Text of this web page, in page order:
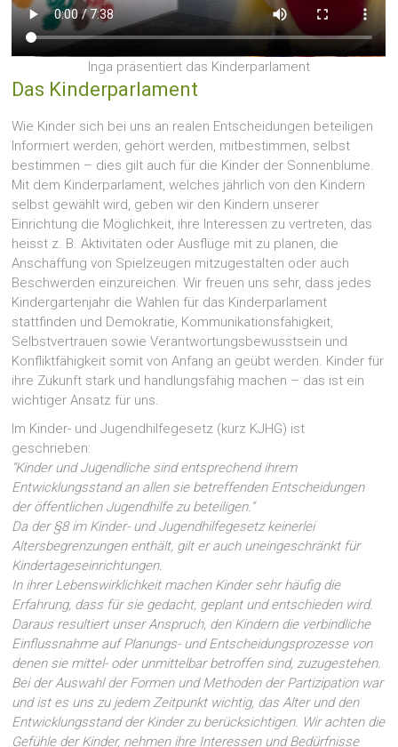
Inga präsentiert das Kinderparlament
Das Kinderparlament
Wie Kinder sich bei uns an realen Entscheidungen beteiligen
Informiert werden, gehört werden, mitbestimmen, selbst
bestimmen – dies gilt auch für die Kinder der Sonnenblume.
Mit dem Kinderparlament, welches jährlich von den Kindern
selbst gewählt wird, geben wir den Kindern unserer
Einrichtung die Möglichkeit, ihre Interessen zu vertreten, das
heisst z. B. Aktivitäten oder Ausflüge mit zu planen, die
Anschaffung von Spielzeugen mitzugestalten oder auch
Beschwerden einzureichen. Wir freuen uns sehr, dass jedes
Kindergartenjahr die Wahlen für das Kinderparlament
stattfinden und Demokratie, Kommunikationsfähigkeit,
Selbstvertrauen sowie Verantwortungsbewusstsein und
Konfliktfähigkeit somit von Anfang an geübt werden. Kinder für
ihre Zukunft stark und handlungsfähig machen – das ist ein
wichtiger Ansatz für uns.
Im Kinder- und Jugendhilfegesetz (kurz KJHG) ist
geschrieben:
“Kinder und Jugendliche sind entsprechend ihrem
Entwicklungsstand an allen sie betreffenden Entscheidungen
der öffentlichen Jugendhilfe zu beteiligen.”
Da der §8 im Kinder- und Jugendhilfegesetz keinerlei
Altersbegrenzungen enthält, gilt er auch uneingeschränkt für
Kindertageseinrichtungen.
In ihrer Lebenswirklichkeit machen Kinder sehr häufig die
Erfahrung, dass für sie gedacht, geplant und entschieden wird.
Daraus resultiert unser Anspruch, den Kindern die verbindliche
Einflussnahme auf Planungs- und Entscheidungsprozesse von
denen sie mittel- oder unmittelbar betroffen sind, zuzugestehen.
Bei der Auswahl der Formen und Methoden der Partizipation war
und ist es uns zu jedem Zeitpunkt wichtig, das Alter und den
Entwicklungsstand der Kinder zu berücksichtigen. Wir achten die
Gefühle der Kinder, nehmen ihre Interessen und Bedürfnisse